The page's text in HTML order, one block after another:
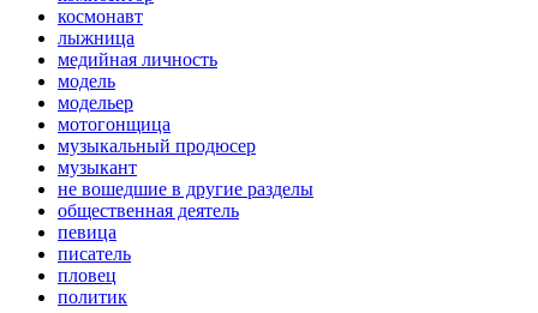
космонавт
лыжница
медийная личность
модель
модельер
мотогонщица
музыкальный продюсер
музыкант
не вошедшие в другие разделы
общественная деятель
певица
писатель
пловец
политик